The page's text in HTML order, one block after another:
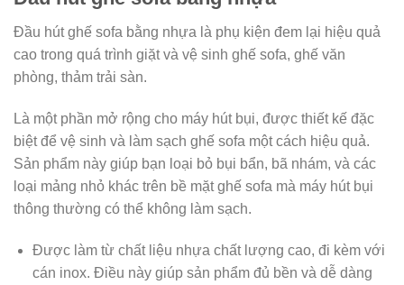
Đầu hút ghế sofa bằng nhựa là phụ kiện đem lại hiệu quả
cao trong quá trình giặt và vệ sinh ghế sofa, ghế văn
phòng, thảm trải sàn.
Là một phần mở rộng cho máy hút bụi, được thiết kế đặc
biệt để vệ sinh và làm sạch ghế sofa một cách hiệu quả.
Sản phẩm này giúp bạn loại bỏ bụi bẩn, bã nhám, và các
loại mảng nhỏ khác trên bề mặt ghế sofa mà máy hút bụi
thông thường có thể không làm sạch.
Được làm từ chất liệu nhựa chất lượng cao, đi kèm với
cán inox. Điều này giúp sản phẩm đủ bền và dễ dàng